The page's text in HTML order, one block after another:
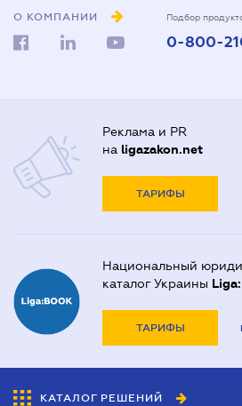
О КОМПАНИИ Подбор
0-800-
Реклама и PR
на ligazakon.net
ТАРИФЫ
Национальный
каталог Украины
ТАРИФЫ
КАТАЛОГ РЕШЕНИЙ